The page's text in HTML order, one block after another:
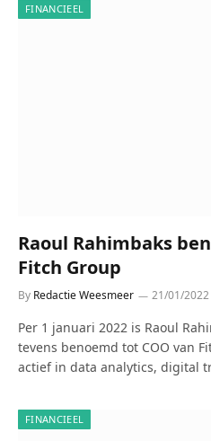
FINANCIEEL
Raoul Rahimbaks
Fitch Group
By Redactie Weesmeer 21/01/2022
Per 1 januari 2022 is Raoul
tevens benoemd tot COO van
actief in data analytics, digital
FINANCIEEL